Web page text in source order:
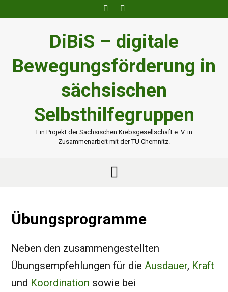
to
DiBiS – digitale
Bewegungsförderung in
sächsischen
Selbsthilfegruppen
Ein Projekt der Sächsischen Krebsgesellschaft e. V. in
Zusammenarbeit mit der TU Chemnitz.
Übungsprogramme
Neben den zusammengestellten
Übungsempfehlungen für die Ausdauer, Kraft
und Koordination sowie bei